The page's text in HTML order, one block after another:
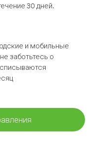
30 дней.
и мобильные
заботьтесь о